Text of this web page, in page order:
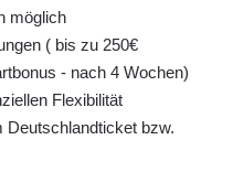
möglich
( bis zu 250€
- nach 4 Wochen)
Flexibilität
Deutschlandticket bzw.